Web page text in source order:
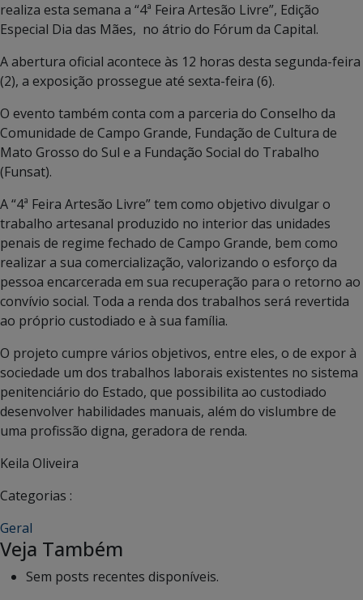
realiza esta semana a “4ª Feira Artesão Livre”, Edição
Especial Dia das Mães, no átrio do Fórum da Capital.
A abertura oficial acontece às 12 horas desta segunda-feira
(2), a exposição prossegue até sexta-feira (6).
O evento também conta com a parceria do Conselho da
Comunidade de Campo Grande, Fundação de Cultura de
Mato Grosso do Sul e a Fundação Social do Trabalho
(Funsat).
A “4ª Feira Artesão Livre” tem como objetivo divulgar o
trabalho artesanal produzido no interior das unidades
penais de regime fechado de Campo Grande, bem como
realizar a sua comercialização, valorizando o esforço da
pessoa encarcerada em sua recuperação para o retorno ao
convívio social. Toda a renda dos trabalhos será revertida
ao próprio custodiado e à sua família.
O projeto cumpre vários objetivos, entre eles, o de expor à
sociedade um dos trabalhos laborais existentes no sistema
penitenciário do Estado, que possibilita ao custodiado
desenvolver habilidades manuais, além do vislumbre de
uma profissão digna, geradora de renda.
Keila Oliveira
Categorias :
Geral
Veja Também
Sem posts recentes disponíveis.